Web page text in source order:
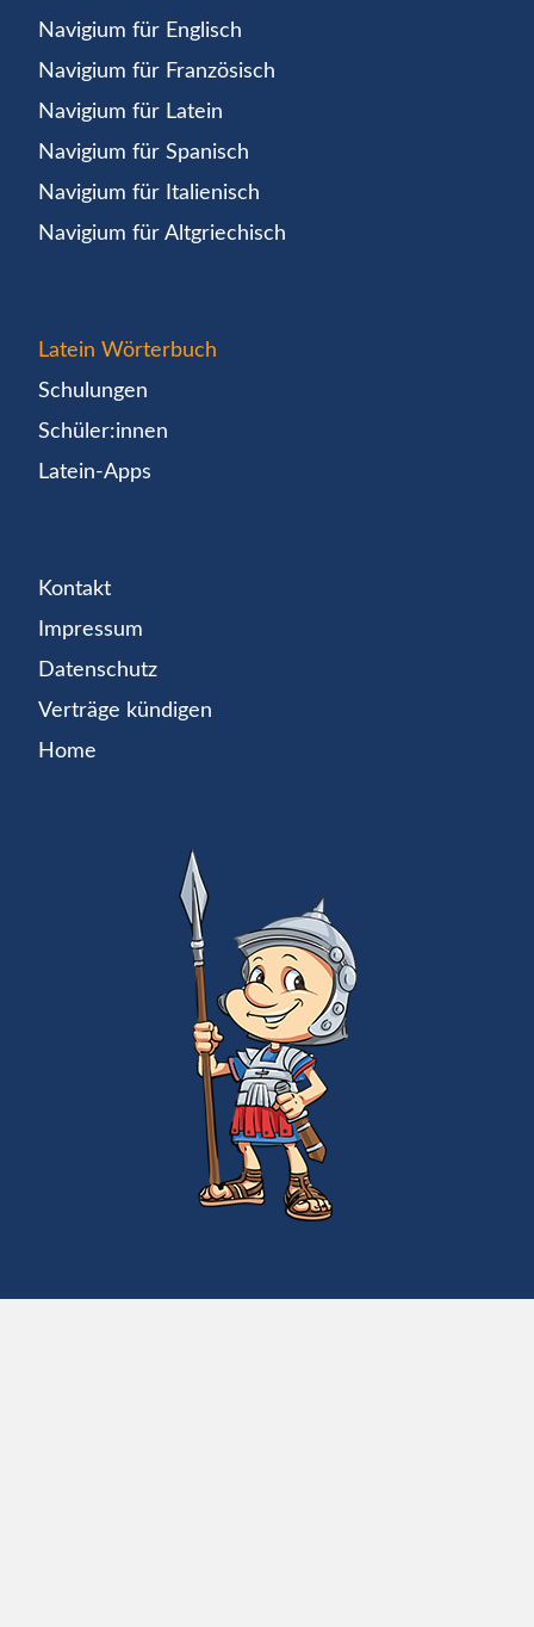
Navigium für Englisch
Navigium für Französisch
Navigium für Latein
Navigium für Spanisch
Navigium für Italienisch
Navigium für Altgriechisch
Latein Wörterbuch
Schulungen
Schüler:innen
Latein-Apps
Kontakt
Impressum
Datenschutz
Verträge kündigen
Home